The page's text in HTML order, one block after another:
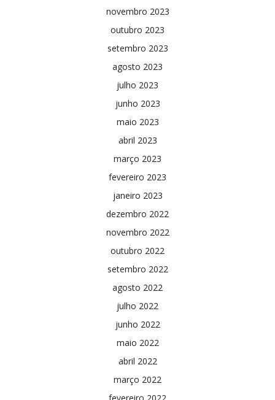
novembro 2023
outubro 2023
setembro 2023
agosto 2023
julho 2023
junho 2023
maio 2023
abril 2023
março 2023
fevereiro 2023
janeiro 2023
dezembro 2022
novembro 2022
outubro 2022
setembro 2022
agosto 2022
julho 2022
junho 2022
maio 2022
abril 2022
março 2022